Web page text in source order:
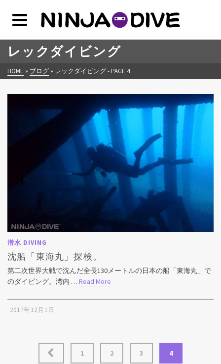
レックダイビング
HOME » ブログ » レックダイビング- PAGE 4
潜水 DIVING
沈船「東海丸」探検。
第二次世界大戦で沈んだ全長130メートルの日本の船「東海丸」で
のダイビング。湾内 … Read More
2017年12月1日
1 2 3 4